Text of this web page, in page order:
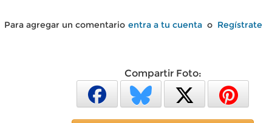
Para agregar un comentario entra a tu cuenta o Regístrate
Compartir Foto: